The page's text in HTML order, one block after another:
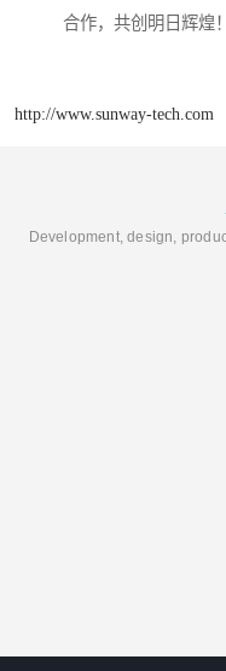
合作，共创明日辉煌！
http://www.sunway-tech.com
Development, design,